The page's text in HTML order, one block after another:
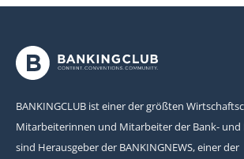
BANKINGCLUB ist einer der größten
Mitarbeiterinnen und Mitarbeiter der Bank- und
sind Herausgeber der BANKINGNEWS, einer der